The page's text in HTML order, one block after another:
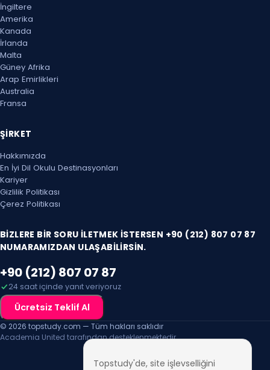
Topstudy'de, site işlevselliğini
19 Tem 2027 Pzt
İngiltere
Amerika
Kanada
İrlanda
Malta
Güney Afrika
Arap Emirlikleri
Australia
Fransa
ŞIRKET
Hakkımızda
En İyi Dil Okulu Destinasyonları
Kariyer
Gizlilik Politikası
Çerez Politikası
BIZLERE BIR SORU ILETMEK ISTERSEN +90 (212) 807 07 87
NUMARAMIZDAN ULAŞABILIRSIN.
+90 (212) 807 07 87
24 saat içinde yanıt veriyoruz
Ücretsiz Teklif Al
© 2026 topstudy.com — Tüm hakları saklıdır
Academia United tarafından desteklenmektedir